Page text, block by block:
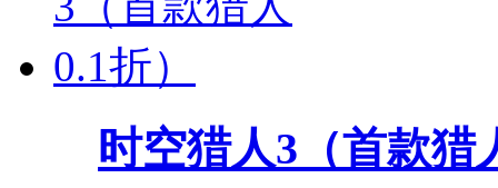
时空猎人3（首款猎